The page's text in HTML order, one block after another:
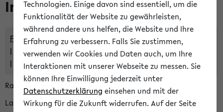
Im eKVV verwaltete Räume
Freie Räume und Veranstaltungsüberschneidungen
Raumüberschneidungen
Hinweise der zentralen Raumvergabe
Raumanfragen:
raumvergabe@uni-bielefeld.de
Lassen Sie sich alle Räume anzeigen oder suchen Sie nach
Technologien. Einige davon sind essentiell, um die
Funktionalität der Website zu gewährleisten,
während andere uns helfen, die Website und Ihre
Erfahrung zu verbessern. Falls Sie zustimmen,
verwenden wir Cookies und Daten auch, um Ihre
Interaktionen mit unserer Webseite zu messen. Sie
können Ihre Einwilligung jederzeit unter
Datenschutzerklärung einsehen und mit der
Wirkung für die Zukunft widerrufen. Auf der Seite